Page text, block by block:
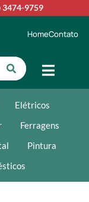
3474-9759
HomeContato
Elétricos
Ferragens
Pintura